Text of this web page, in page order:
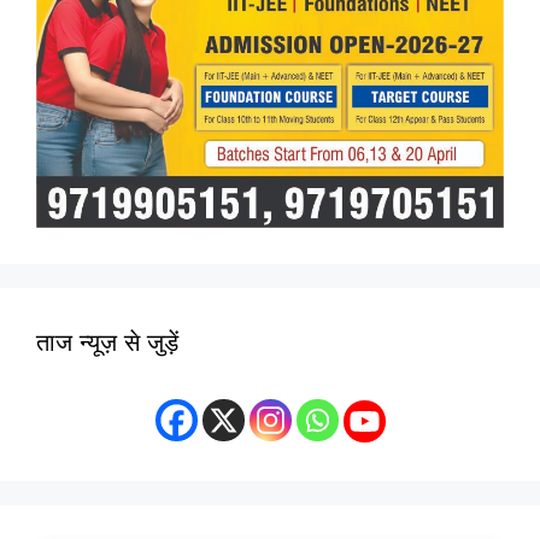
ताज न्यूज़ से जुड़ें